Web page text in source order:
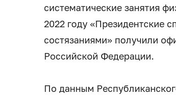
систематические занятия
2022 году «Президентские
состязаниями» получили
Российской Федерации.
По данным